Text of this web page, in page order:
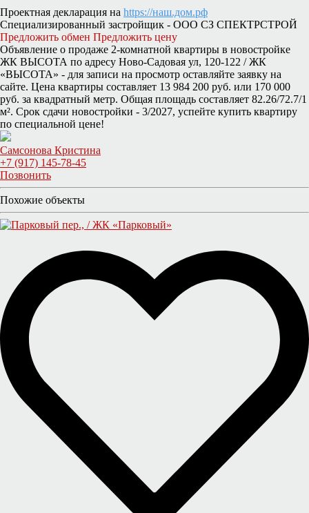
Проектная декларация на https://наш.дом.рф
Специализированный застройщик - ООО СЗ СПЕКТРСТРОЙ
Предложить обмен Предложить цену
Объявление о продаже 2-комнатной квартиры в новостройке
ЖК ВЫСОТА по адресу Ново-Садовая ул, 120-122 / ЖК
«ВЫСОТА» - для записи на просмотр оставляйте заявку на
сайте. Цена квартиры составляет 13 984 200 руб. или 170 000
руб. за квадратный метр. Общая площадь составляет 82.26/72.7/1
м². Срок сдачи новостройки - 3/2027, успейте купить квартиру
по специальной цене!
Самсонова Кристина
+7 (917) 145-78-45
Позвонить
Похожие объекты